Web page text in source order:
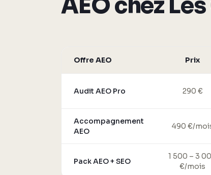
Offre AEO Prix
Audit AEO Pro 290 €
Accompagnement
AEO
490 €/
Pack AEO + SEO
1 500 – 3
€/mois